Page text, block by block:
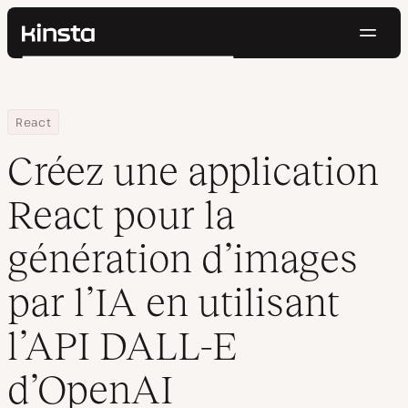
Kinsta®
Contact
Rechercher
Home
Centre de ressources
Blog
React
Créez une application React pour la génération d’images par l’IA
Créez une application
React pour la
génération d’images
par l’IA en utilisant
l’API DALL-E
d’OpenAI